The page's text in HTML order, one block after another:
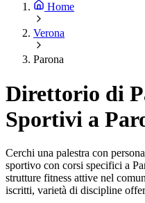
Home
Verona
Parona
Direttorio di
Sportivi a
Cerchi una palestra con
sportivo con corsi specifici a
strutture fitness attive nel
iscritti, varietà di discipline